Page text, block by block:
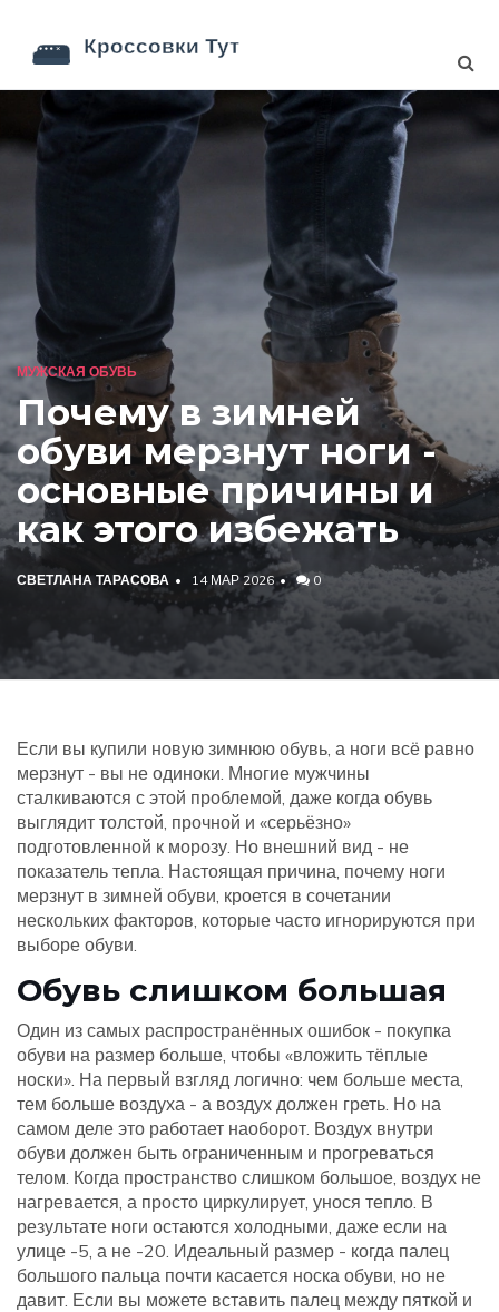
МУЖСКАЯ ОБУВЬ
Почему в зимней
обуви мерзнут ноги -
основные причины и
как этого избежать
СВЕТЛАНА ТАРАСОВА 14 МАР 2026 0
Если вы купили новую зимнюю обувь, а ноги всё равно
мерзнут - вы не одиноки. Многие мужчины
сталкиваются с этой проблемой, даже когда обувь
выглядит толстой, прочной и «серьёзно»
подготовленной к морозу. Но внешний вид - не
показатель тепла. Настоящая причина, почему ноги
мерзнут в зимней обуви, кроется в сочетании
нескольких факторов, которые часто игнорируются при
выборе обуви.
Обувь слишком большая
Один из самых распространённых ошибок - покупка
обуви на размер больше, чтобы «вложить тёплые
носки». На первый взгляд логично: чем больше места,
тем больше воздуха - а воздух должен греть. Но на
самом деле это работает наоборот. Воздух внутри
обуви должен быть ограниченным и прогреваться
телом. Когда пространство слишком большое, воздух не
нагревается, а просто циркулирует, унося тепло. В
результате ноги остаются холодными, даже если на
улице -5, а не -20. Идеальный размер - когда палец
большого пальца почти касается носка обуви, но не
давит. Если вы можете вставить палец между пяткой и